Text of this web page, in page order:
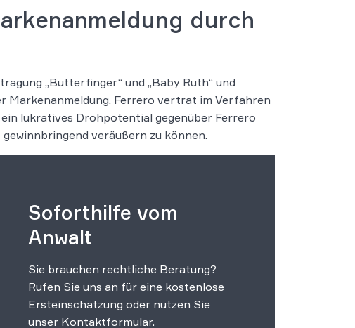
durch
„Butterfinger“ und „Baby Ruth“ und
Markenanmeldung. Ferrero vertrat im Verfahren
ein lukratives Drohpotential gegenüber Ferrero
veräußern zu können.
Soforthilfe vom
Anwalt
Sie brauchen rechtliche Beratung?
Rufen Sie uns an für eine kostenlose
Ersteinschätzung oder nutzen Sie
unser Kontaktformular.